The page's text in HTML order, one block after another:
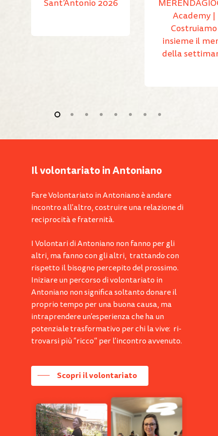
Sant’Antonio 2026
Academy |
Costruiamo
insieme il
della
Il volontariato in Antoniano
Fare Volontariato in Antoniano è andare
incontro all’altro, costruire una relazione di
reciprocità e fraternità.
I Volontari di Antoniano non fanno per gli
altri, ma fanno con gli altri, trattando con
rispetto il bisogno percepito del prossimo.
Iniziare un percorso di volontariato in
Antoniano non significa soltanto donare il
proprio tempo per una buona causa, ma
intraprendere un’esperienza che ha un
potenziale trasformativo per chi la vive: ri-
trovarsi più “ricco” per l’incontro avvenuto.
Scopri il volontariato